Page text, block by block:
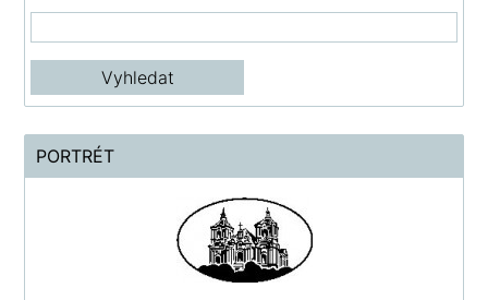
PORTRÉT